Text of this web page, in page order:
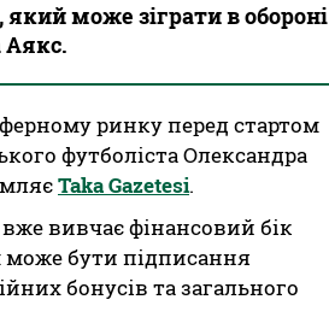
може зіграти в обороні
Аякс.
ринку перед стартом
футболіста Олександра
Taka Gazetesi.
вивчає фінансовий бік
може бути підписання
бонусів та загального